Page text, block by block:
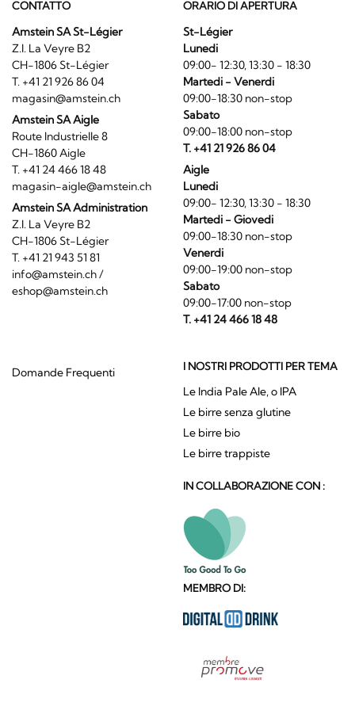
CONTATTO
Amstein SA St-Légier
Z.I. La Veyre B2
CH-1806 St-Légier
T. +41 21 926 86 04
magasin@amstein.ch
Amstein SA Aigle
Route Industrielle 8
CH-1860 Aigle
T. +41 24 466 18 48
magasin-aigle@amstein.ch
Amstein SA Administration
Z.I. La Veyre B2
CH-1806 St-Légier
T. +41 21 943 51 81
info@amstein.ch/
eshop@amstein.ch
ORARIO DI APERTURA
St-Légier
Lunedi
09:00- 12:30, 13:30 - 18:30
Martedi - Venerdi
09:00-18:30 non-stop
Sabato
09:00-18:00 non-stop
T. +41 21 926 86 04
Aigle
Lunedi
09:00- 12:30, 13:30 - 18:30
Martedi - Giovedi
09:00-18:30 non-stop
Venerdi
09:00-19:00 non-stop
Sabato
09:00-17:00 non-stop
T. +41 24 466 18 48
Domande Frequenti I NOSTRI PRODOTTI PER TEMA
Le India Pale Ale, o IPA
Le birre senza glutine
Le birre bio
Le birre trappiste
IN COLLABORAZIONE CON :
MEMBRO DI: